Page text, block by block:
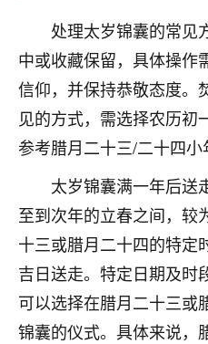
处理太岁锦囊的常见
中或收藏保留，具体操作
信仰，并保持恭敬态度。
见的方式，需选择农历初
参考腊月二十三/二十四小
太岁锦囊满一年后送
至到次年的立春之间，较
十三或腊月二十四的特定
吉日送走。特定日期及时
可以选择在腊月二十三或
锦囊的仪式。具体来说，
刚找老师做了补财
2小时前 来自海南
梦醒时分
我女儿高二叛逆，大半
的，把我们两口子愁的
师，一开始我是病急乱
做完，我女儿跟变了个
大学，只要能安安稳稳
康康的我就很知足了！
鹿森 ：可怜天下父
3小时前 来自河北